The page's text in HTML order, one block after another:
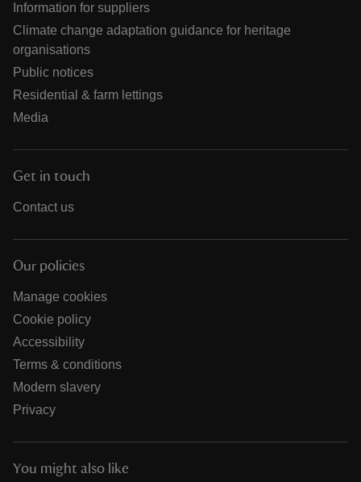
Information for suppliers
Climate change adaptation guidance for heritage
organisations
Public notices
Residential & farm lettings
Media
Get in touch
Contact us
Our policies
Manage cookies
Cookie policy
Accessibility
Terms & conditions
Modern slavery
Privacy
You might also like